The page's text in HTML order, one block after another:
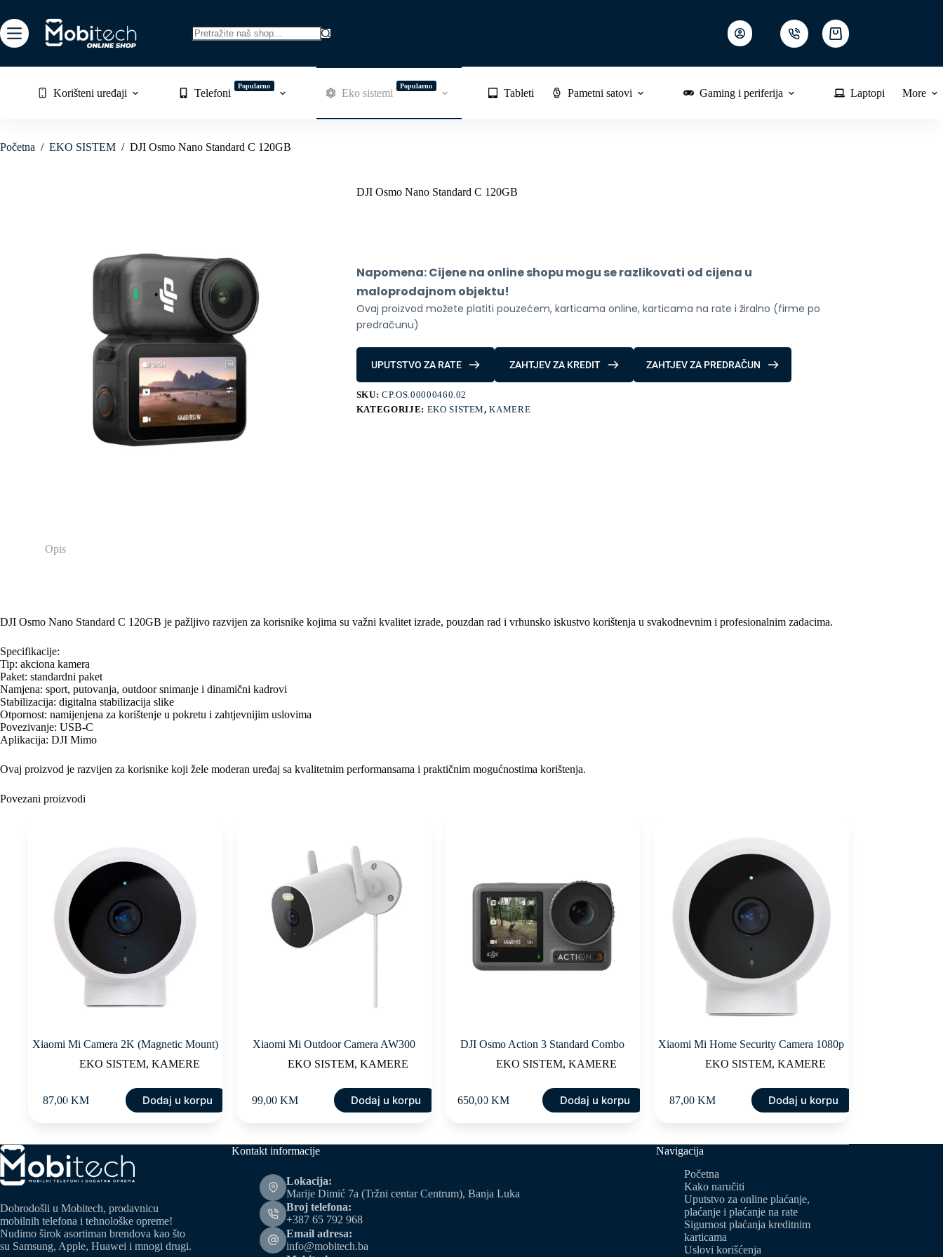
to
content
Shopping
cart
Korišteni uređaji Telefoni
Popularno
Eko sistemi
Popularno
Tableti Pametni satovi Gaming i periferija Laptopi More
Početna / EKO SISTEM / DJI Osmo Nano Standard C 120GB
DJI Osmo Nano Standard C 120GB
Napomena: Cijene na online shopu mogu se razlikovati od cijena u
maloprodajnom objektu!
Ovaj proizvod možete platiti pouzećem, karticama online, karticama na rate i žiralno (firme po
predračunu)
UPUTSTVO ZA RATE ZAHTJEV ZA KREDIT ZAHTJEV ZA PREDRAČUN
SKU:CP.OS.00000460.02
KATEGORIJE: EKO SISTEM,KAMERE
Opis
DJI Osmo Nano Standard C 120GB je pažljivo razvijen za korisnike kojima su važni kvalitet izrade, pouzdan rad i vrhunsko iskustvo korištenja u svakodnevnim i profesionalnim zadacima.
Specifikacije:
Tip: akciona kamera
Paket: standardni paket
Namjena: sport, putovanja, outdoor snimanje i dinamični kadrovi
Stabilizacija: digitalna stabilizacija slike
Otpornost: namijenjena za korištenje u pokretu i zahtjevnijim uslovima
Povezivanje: USB-C
Aplikacija: DJI Mimo
Ovaj proizvod je razvijen za korisnike koji žele moderan uređaj sa kvalitetnim performansama i praktičnim mogućnostima korištenja.
Povezani proizvodi
Xiaomi Mi Camera 2K (Magnetic Mount)
EKO SISTEM, KAMERE
87,00KM Dodaj u korpu
Xiaomi Mi Outdoor Camera AW300
EKO SISTEM,KAMERE
99,00 KM Dodaj u korpu
DJI Osmo Action 3 Standard Combo
EKO SISTEM,KAMERE
650,00KM Dodaj u korpu
Xiaomi Mi Home Security Camera 1080p
EKO SISTEM, KAMERE
87,00 KM Dodaj u korpu
Dobrodošli u Mobitech, prodavnicu
mobilnih telefona i tehnološke opreme!
Nudimo širok asortiman brendova kao što
su Samsung, Apple, Huawei i mnogi drugi.
Kontakt informacije
Lokacija:
Marije Dimić 7a (Tržni centar Centrum), Banja Luka
Broj telefona:
+387 65 792 968
Email adresa:
info@mobitech.ba
Navigacija
Početna
Kako naručiti
Uputstvo za online plaćanje,
plaćanje i plaćanje na rate
Sigurnost plaćanja kreditnim
karticama
Uslovi korišćenja